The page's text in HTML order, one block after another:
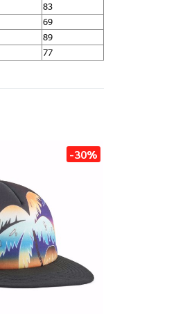
83
69
89
77
-30%